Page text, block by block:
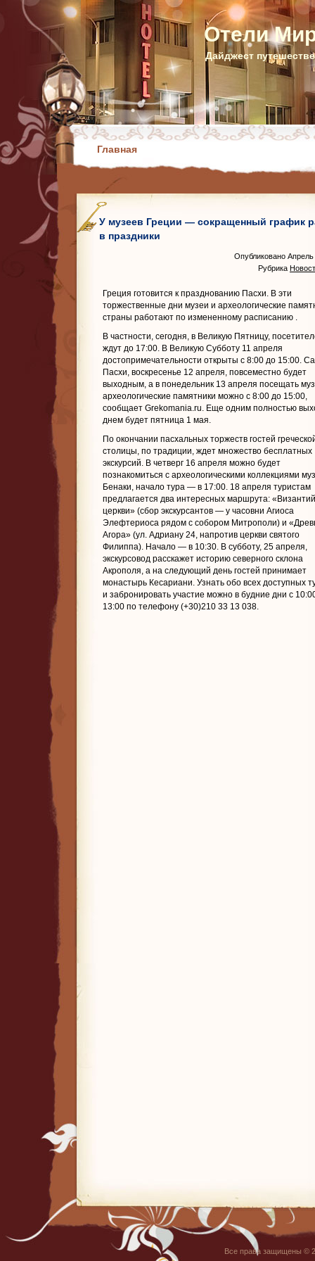
Отели
Дайджест
Главная
У музеев Греции — сокращенный график
в праздники
Опубликовано
Рубрика
Греция готовится к празднованию Пасхи. В эти
торжественные дни музеи и археологические
страны работают по измененному расписанию .
В частности, сегодня, в Великую Пятницу,
ждут до 17:00. В Великую Субботу 11 апреля
достопримечательности открыты с 8:00 до 15:00.
Пасхи, воскресенье 12 апреля, повсеместно будет
выходным, а в понедельник 13 апреля посещать
археологические памятники можно с 8:00 до 15:00,
сообщает Grekomania.ru. Еще одним полностью
днем будет пятница 1 мая.
По окончании пасхальных торжеств гостей
столицы, по традиции, ждет множество бесплатных
экскурсий. В четверг 16 апреля можно будет
познакомиться с археологическими коллекциями
Бенаки, начало тура — в 17:00. 18 апреля туристам
предлагается два интересных маршрута:
церкви» (сбор экскурсантов — у часовни Агиоса
Элефтериоса рядом с собором Митрополи) и
Агора» (ул. Адриану 24, напротив церкви святого
Филиппа). Начало — в 10:30. В субботу, 25 апреля,
экскурсовод расскажет историю северного склона
Акрополя, а на следующий день гостей принимает
монастырь Кесариани. Узнать обо всех доступных
и забронировать участие можно в будние дни с
13:00 по телефону (+30)210 33 13 038.
Все права защищены ©